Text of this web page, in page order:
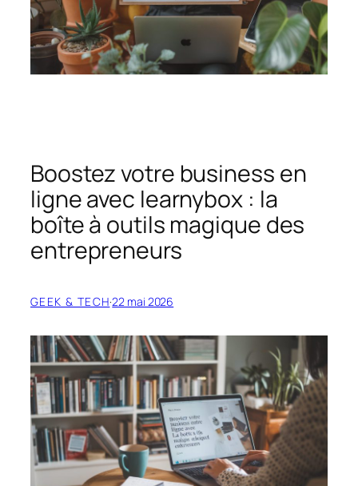
Boostez votre business en
ligne avec learnybox : la
boîte à outils magique des
entrepreneurs
GEEK & TECH·22 mai 2026